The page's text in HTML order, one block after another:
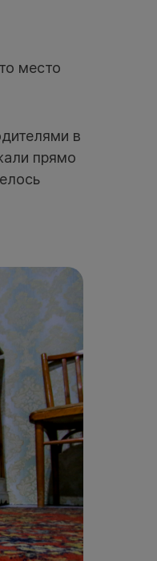
место
в
прямо